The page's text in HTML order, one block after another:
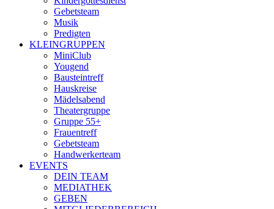
Gebetsteam
Musik
Predigten
KLEINGRUPPEN
MiniClub
Yougend
Bausteintreff
Hauskreise
Mädelsabend
Theatergruppe
Gruppe 55+
Frauentreff
Gebetsteam
Handwerkerteam
EVENTS
DEIN TEAM
MEDIATHEK
GEBEN